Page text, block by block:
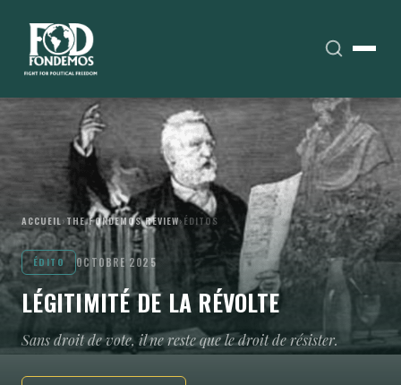
ACCUEIL› THE FONDEMOS REVIEW›ÉDITOS
ÉDITO OCTOBRE 2025
LÉGITIMITÉ DE LA RÉVOLTE
Sans droit de vote, il ne reste que le droit de résister.